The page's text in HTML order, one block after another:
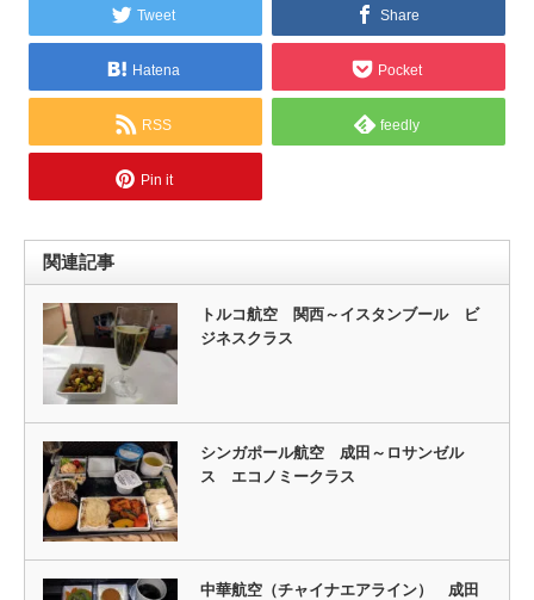
Tweet Share
Hatena Pocket
RSS feedly
Pin it
関連記事
トルコ航空 関西～イスタンブール ビ
ジネスクラス
シンガポール航空 成田～ロサンゼル
ス エコノミークラス
中華航空（チャイナエアライン） 成田